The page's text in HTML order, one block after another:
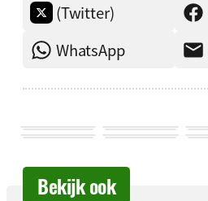
(Twitter)
WhatsApp
Bekijk ook